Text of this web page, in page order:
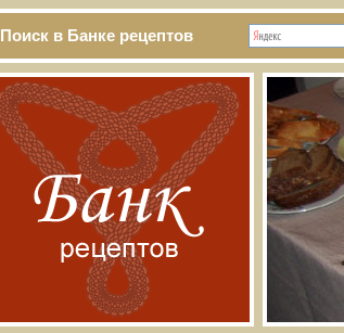
Поиск в Банке рецептов